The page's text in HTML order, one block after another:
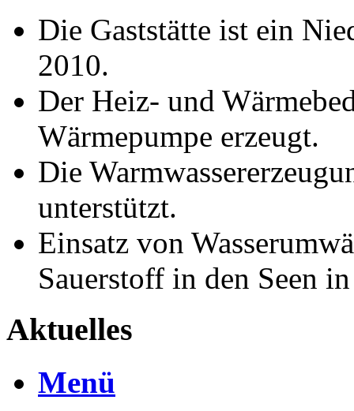
Die Gaststätte ist ein
2010.
Der Heiz- und
Wärmepumpe erzeugt.
Die
unterstützt.
Einsatz von
Sauerstoff in den Seen
Aktuelles
Menü